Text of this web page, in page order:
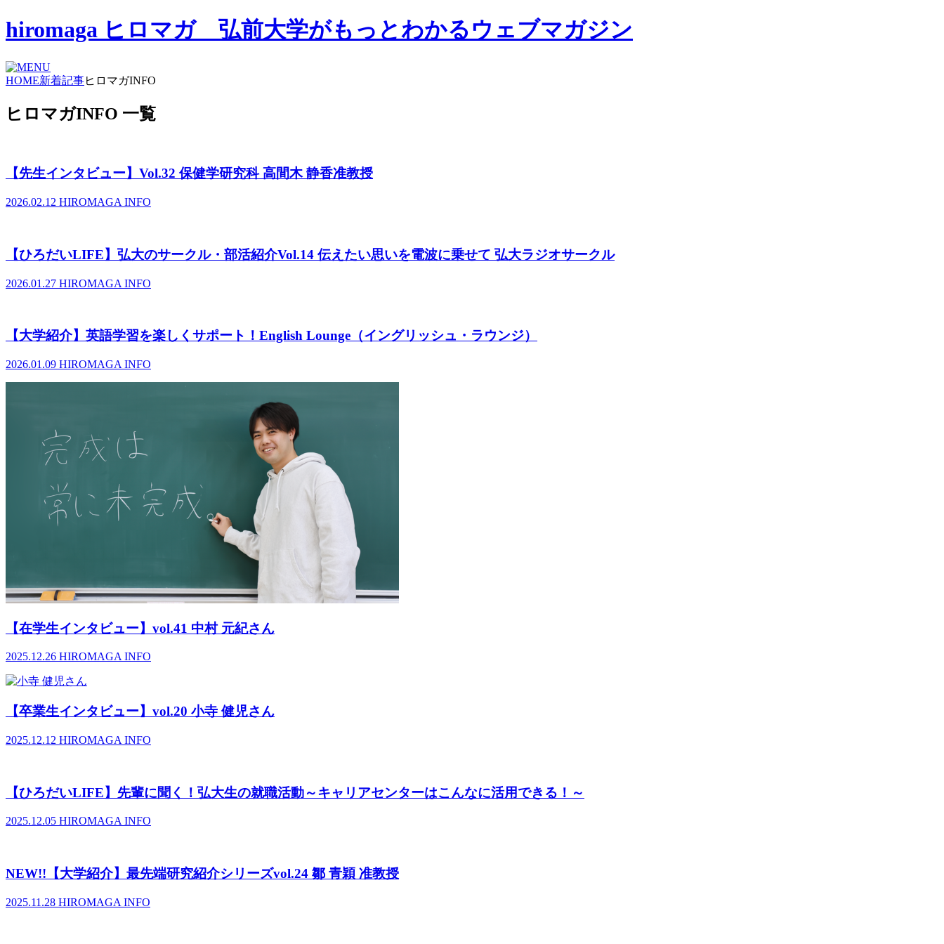
hiromaga ヒロマガ 弘前大学がもっとわかるウェブマガジン
HOME新着記事ヒロマガINFO
ヒロマガINFO 一覧
【先生インタビュー】Vol.32 保健学研究科 高間木 静香准教授
2026.02.12 HIROMAGA INFO
【ひろだいLIFE】弘大のサークル・部活紹介Vol.14 伝えたい思いを電波に乗せて 弘大ラジオサークル
2026.01.27 HIROMAGA INFO
【大学紹介】英語学習を楽しくサポート！English Lounge（イングリッシュ・ラウンジ）
2026.01.09 HIROMAGA INFO
【在学生インタビュー】vol.41 中村 元紀さん
2025.12.26 HIROMAGA INFO
【卒業生インタビュー】vol.20 小寺 健児さん
2025.12.12 HIROMAGA INFO
【ひろだいLIFE】先輩に聞く！弘大生の就職活動～キャリアセンターはこんなに活用できる！～
2025.12.05 HIROMAGA INFO
NEW!!【大学紹介】最先端研究紹介シリーズvol.24 鄒 青穎 准教授
2025.11.28 HIROMAGA INFO